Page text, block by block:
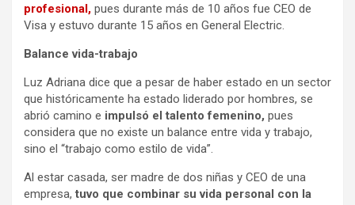
profesional, pues durante más de 10 años fue CEO de
Visa y estuvo durante 15 años en General Electric.
Balance vida-trabajo
Luz Adriana dice que a pesar de haber estado en un sector
que históricamente ha estado liderado por hombres, se
abrió camino e impulsó el talento femenino, pues
considera que no existe un balance entre vida y trabajo,
sino el “trabajo como estilo de vida”.
Al estar casada, ser madre de dos niñas y CEO de una
empresa,tuvo que combinar su vida personal con la